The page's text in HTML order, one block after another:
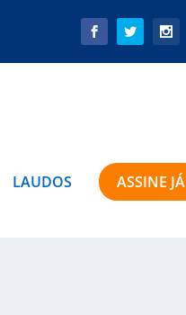
LAUDOS ASSINE JÁ